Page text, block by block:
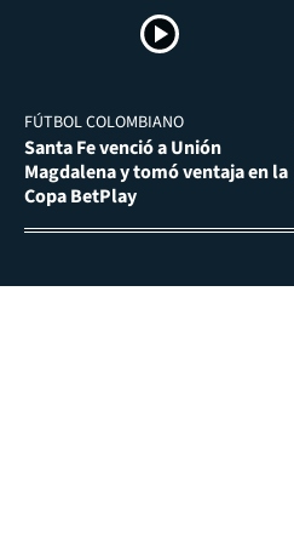
FÚTBOL COLOMBIANO
Santa Fe venció a Unión
Magdalena y tomó ventaja en la
Copa BetPlay